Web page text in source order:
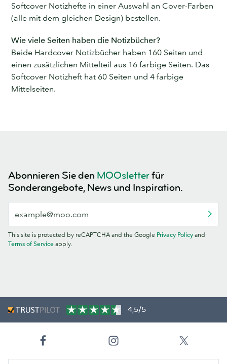
Softcover Notizhefte in einer Auswahl an Cover-Farben
(alle mit dem gleichen Design) bestellen.
Wie viele Seiten haben die Notizbücher?
Beide Hardcover Notizbücher haben 160 Seiten und
einen zusätzlichen Mittelteil aus 16 farbige Seiten. Das
Softcover Notizheft hat 60 Seiten und 4 farbige
Mittelseiten.
Abonnieren Sie den MOOsletterfür
Sonderangebote, News und Inspiration.
This site is protected by reCAPTCHA and the Google Privacy Policy and
Terms of Service apply.
4,5/5